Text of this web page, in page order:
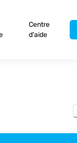
Centre
d'aide